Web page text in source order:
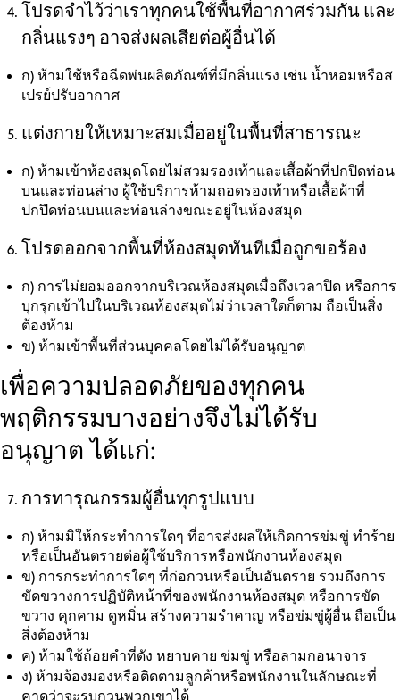
โปรดจำไว้ว่าเราทุกคนใช้พื้นที่อากาศร่วมกัน และ
กลิ่นแรงๆ อาจส่งผลเสียต่อผู้อื่นได้
ก) ห้ามใช้หรือฉีดพ่นผลิตภัณฑ์ที่มีกลิ่นแรง เช่น น้ำหอมหรือส
เปรย์ปรับอากาศ
แต่งกายให้เหมาะสมเมื่ออยู่ในพื้นที่สาธารณะ
ก) ห้ามเข้าห้องสมุดโดยไม่สวมรองเท้าและเสื้อผ้าที่ปกปิดท่อน
บนและท่อนล่าง ผู้ใช้บริการห้ามถอดรองเท้าหรือเสื้อผ้าที่
ปกปิดท่อนบนและท่อนล่างขณะอยู่ในห้องสมุด
โปรดออกจากพื้นที่ห้องสมุดทันทีเมื่อถูกขอร้อง
ก) การไม่ยอมออกจากบริเวณห้องสมุดเมื่อถึงเวลาปิด หรือการ
บุกรุกเข้าไปในบริเวณห้องสมุดไม่ว่าเวลาใดก็ตาม ถือเป็นสิ่ง
ต้องห้าม
ข) ห้ามเข้าพื้นที่ส่วนบุคคลโดยไม่ได้รับอนุญาต
เพื่อความปลอดภัยของทุกคน
พฤติกรรมบางอย่างจึงไม่ได้รับ
อนุญาต ได้แก่:
การทารุณกรรมผู้อื่นทุกรูปแบบ
ก) ห้ามมิให้กระทำการใดๆ ที่อาจส่งผลให้เกิดการข่มขู่ ทำร้าย
หรือเป็นอันตรายต่อผู้ใช้บริการหรือพนักงานห้องสมุด
ข) การกระทำการใดๆ ที่ก่อกวนหรือเป็นอันตราย รวมถึงการ
ขัดขวางการปฏิบัติหน้าที่ของพนักงานห้องสมุด หรือการขัด
ขวาง คุกคาม ดูหมิ่น สร้างความรำคาญ หรือข่มขู่ผู้อื่น ถือเป็น
สิ่งต้องห้าม
ค) ห้ามใช้ถ้อยคำที่ดัง หยาบคาย ข่มขู่ หรือลามกอนาจาร
ง) ห้ามจ้องมองหรือติดตามลูกค้าหรือพนักงานในลักษณะที่
คาดว่าจะรบกวนพวกเขาได้